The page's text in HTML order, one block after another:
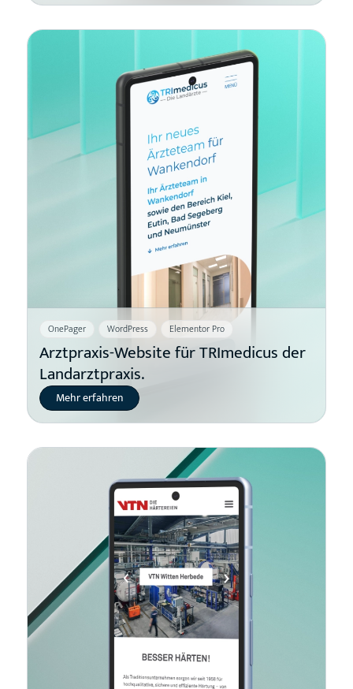
OnePager WordPress Elementor Pro
Arztpraxis-Website für TRImedicus der
Landarztpraxis.
Mehr erfahren